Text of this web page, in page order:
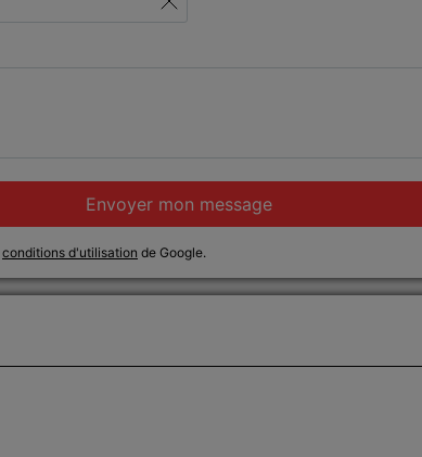
Envoyer mon message
conditions d'utilisation de Google.